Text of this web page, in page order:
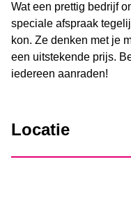
Wat een prettig bedrijf
speciale afspraak
kon. Ze denken met je
een uitstekende prijs.
iedereen aanraden!
Locatie